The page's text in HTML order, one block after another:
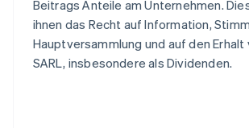
Beitrags Anteile am Unternehmen.
ihnen das Recht auf Information,
Hauptversammlung und auf den Erhalt
SARL, insbesondere als Dividenden.